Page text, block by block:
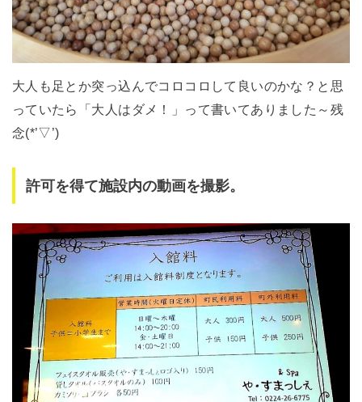
大人も足とか突っ込んでコロコロして良いのかな？と思
っていたら「大人はダメ！」って書いてありました～残
念(*’▽’)
許可を得て施設内の動画を撮影。